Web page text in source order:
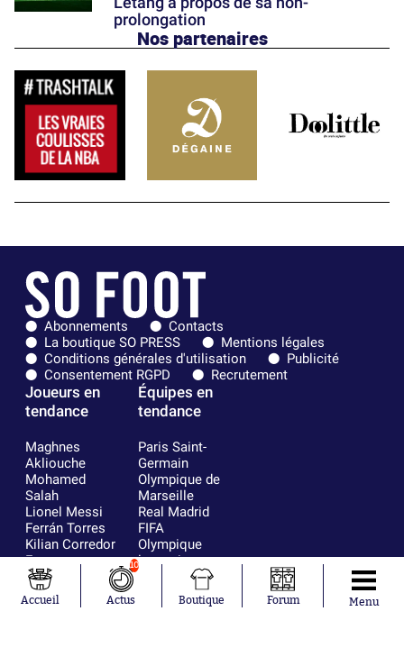
prolongation
Nos partenaires
Abonnements
Contacts
La boutique SO PRESS
Mentions légales
Conditions générales d'utilisation
Publicité
Consentement RGPD
Recrutement
Joueurs en
tendance
Maghnes
Akliouche
Mohamed
Salah
Lionel Messi
Ferrán Torres
Kilian Corredor
Franco
Mastantuono
Orel Mangala
Rio Mavuba
Équipes en
tendance
Paris Saint-
Germain
Olympique de
Marseille
Real Madrid
FIFA
Olympique
lyonnais
AS Monaco
FC Barcelone
Argentine
Accueil
10
Actus Boutique Forum Menu